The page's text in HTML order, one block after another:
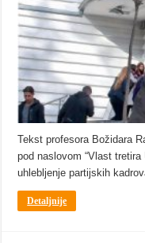
Tekst profesora Božidara
pod naslovom “Vlast
uhlebljenje partijskih
Detaljnije